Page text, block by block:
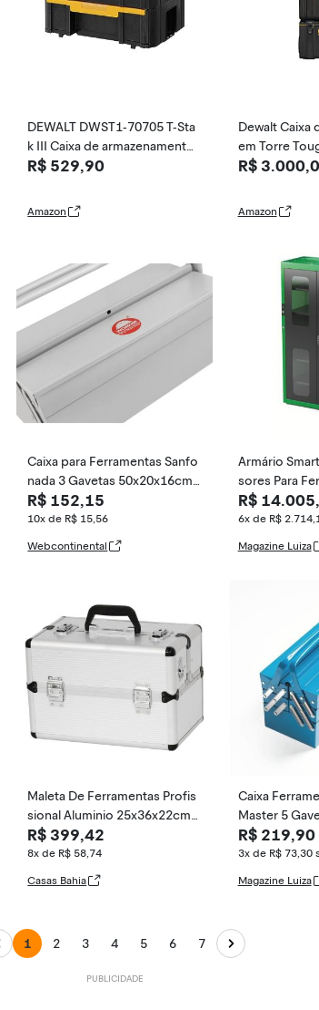
DEWALT DWST1-70705 T-Sta
k III Caixa de armazenamento
de ferramentas com gaveta, a
m x 31,4 cm
R$ 529,90
Amazon
Dewalt Caixa
em Torre
nizador em
Transportar
R$
Amazon
Caixa para Ferramentas Sanfo
nada 3 Gavetas 50x20x16cm
em Chapa de Aço Tratada co
m Alça e Cadeado Worker
R$ 152,15
10x de R$ 15,56
Webcontinental
Armário
sores Para
2 Portas E 5
R$
6x de R$
Magazine Luiza
Maleta De Ferramentas Profis
sional Aluminio 25x36x22cm
Colorido
R$ 399,42
8x de R$ 58,74
Casas Bahia
Caixa
Master 5
o
R$ 219,90
3x de R$ 73,30
Magazine Luiza
1 2 3 4 5 6 7